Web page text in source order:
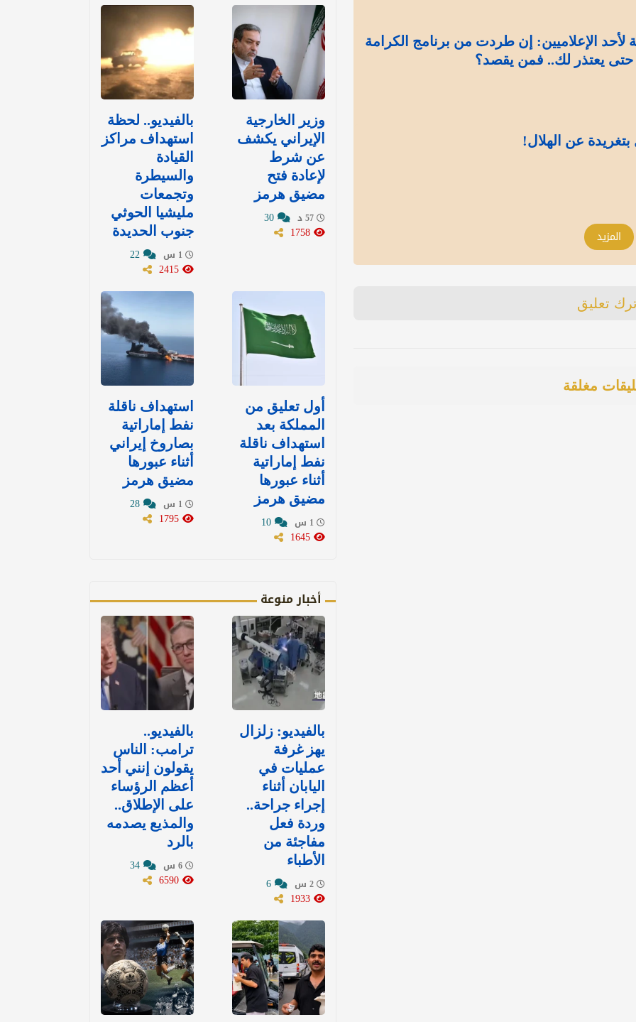
لأحد الإعلاميين: إن طردت من برنامج الكرامة
حتى يعتذر لك.. فمن يقصد؟
عن الهلال!
المزيد
تعليق
مغلقة
وزير الخارجية
الإيراني يكشف
عن شرط
لإعادة فتح
مضيق هرمز
بالفيديو.. لحظة
استهداف مراكز
القيادة
والسيطرة
وتجمعات
مليشيا الحوثي
جنوب الحديدة
أول تعليق من
المملكة بعد
استهداف ناقلة
نفط إماراتية
أثناء عبورها
مضيق هرمز
استهداف ناقلة
نفط إماراتية
بصاروخ إيراني
أثناء عبورها
مضيق هرمز
أخبار منوعة
بالفيديو: زلزال
يهز غرفة
عمليات في
اليابان أثناء
إجراء جراحة..
وردة فعل
مفاجئة من
الأطباء
بالفيديو..
ترامب: الناس
يقولون إنني أحد
أعظم الرؤساء
على الإطلاق..
والمذيع يصدمه
بالرد